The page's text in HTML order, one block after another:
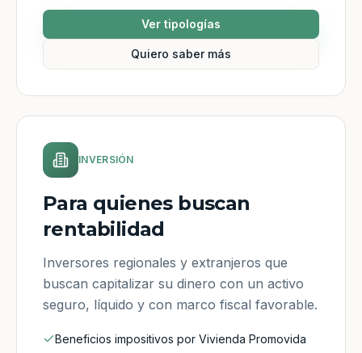
Ver tipologías
Quiero saber más
INVERSIÓN
Para quienes buscan
rentabilidad
Inversores regionales y extranjeros que
buscan capitalizar su dinero con un activo
seguro, líquido y con marco fiscal favorable.
Beneficios impositivos por Vivienda Promovida